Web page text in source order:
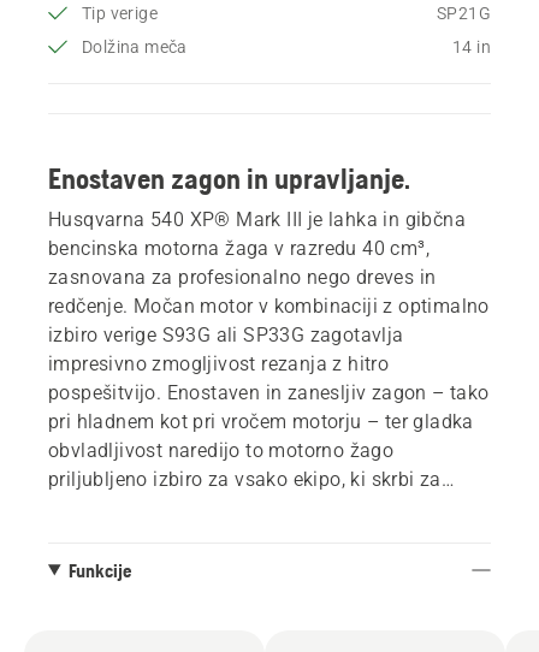
Tip verige
SP21G
Dolžina meča
14 in
Enostaven zagon in upravljanje.
Husqvarna 540 XP® Mark III je lahka in gibčna
bencinska motorna žaga v razredu 40 cm³,
zasnovana za profesionalno nego dreves in
redčenje. Močan motor v kombinaciji z optimalno
izbiro verige S93G ali SP33G zagotavlja
impresivno zmogljivost rezanja z hitro
pospešitvijo. Enostaven in zanesljiv zagon – tako
pri hladnem kot pri vročem motorju – ter gladka
obvladljivost naredijo to motorno žago
priljubljeno izbiro za vsako ekipo, ki skrbi za
Funkcije